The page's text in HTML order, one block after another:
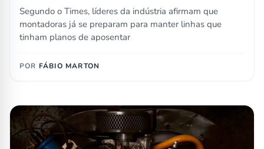
Segundo o Times, líderes da indústria afirmam que
montadoras já se preparam para manter linhas que
tinham planos de aposentar
POR FÁBIO MARTON